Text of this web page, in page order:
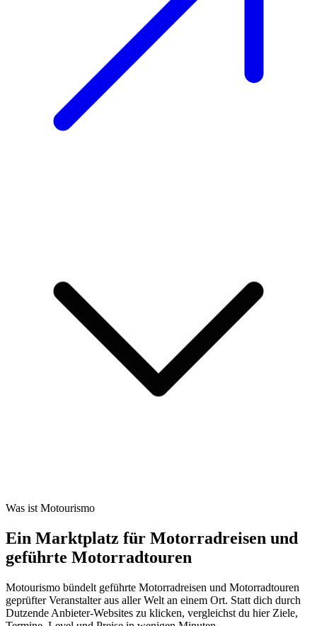
Was ist Motourismo
Ein Marktplatz für Motorradreisen und
geführte Motorradtouren
Motourismo bündelt geführte Motorradreisen und Motorradtouren
geprüfter Veranstalter aus aller Welt an einem Ort. Statt dich durch
Dutzende Anbieter-Websites zu klicken, vergleichst du hier Ziele,